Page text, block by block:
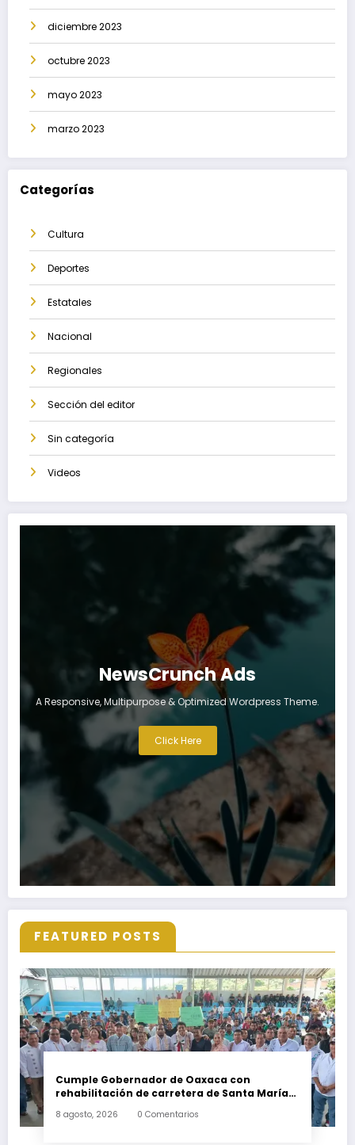
diciembre 2023
octubre 2023
mayo 2023
marzo 2023
Categorías
Cultura
Deportes
Estatales
Nacional
Regionales
Sección del editor
Sin categoría
Videos
NewsCrunch Ads
A Responsive, Multipurpose & Optimized Wordpress Theme.
Click Here
FEATURED POSTS
Cumple Gobernador de Oaxaca con
rehabilitación de carretera de Santa María
8 agosto, 2026 0 Comentarios